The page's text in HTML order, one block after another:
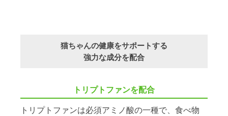
猫ちゃんの健康をサポートする
強力な成分を配合
トリプトファンを配合
トリプトファンは必須アミノ酸の一種で、食べ物